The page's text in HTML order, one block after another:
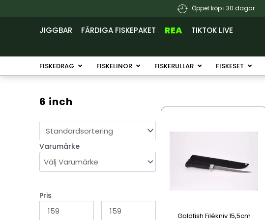
Öppet köp i 30 dagar
JIGGBAR FÄRDIGA FISKEPAKET REA TIKTOK LIVE
FISKEDRAG Öppna Fiskedrag
FISKELINOR Öppna Fiskelinor
FISKERULLAR Öppna Fiskerullar
FISKESET
6 inch
Varumärke
Pris
Goldfish Filékniv 15,5cm